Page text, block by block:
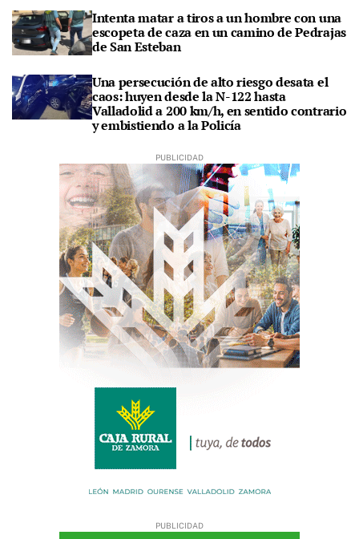
Intenta matar a tiros a un hombre con una
escopeta de caza en un camino de Pedrajas
de San Esteban
Una persecución de alto riesgo desata el
caos: huyen desde la N-122 hasta
Valladolid a 200 km/h, en sentido contrario
y embistiendo a la Policía